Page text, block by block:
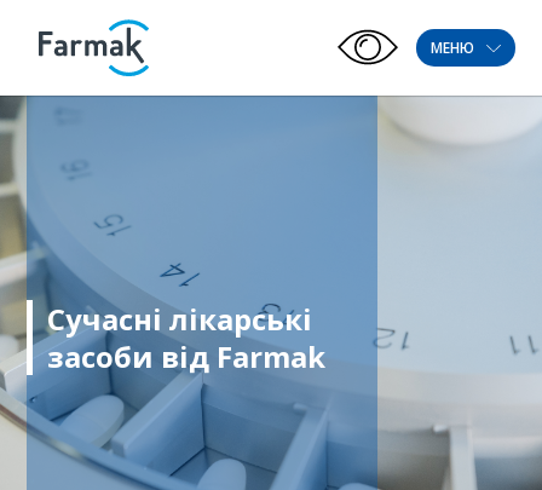
МЕНЮ
Сучасні лікарські
засоби від Farmak